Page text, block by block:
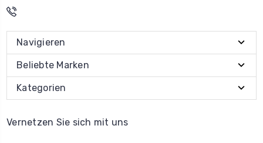
Navigieren
Beliebte Marken
Kategorien
Vernetzen Sie sich mit uns